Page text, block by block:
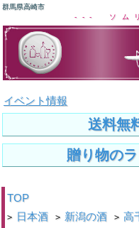
群馬県高崎市
--- ソム
イベント情報
送料無
贈り物の
TOP
> 日本酒 > 新潟の酒 > 高